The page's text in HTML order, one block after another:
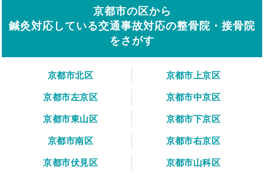
京都市の区から
鍼灸対応している交通事故対応の整骨院・接骨院
をさがす
京都市北区
京都市上京区
京都市左京区
京都市中京区
京都市東山区
京都市下京区
京都市南区
京都市右京区
京都市伏見区
京都市山科区